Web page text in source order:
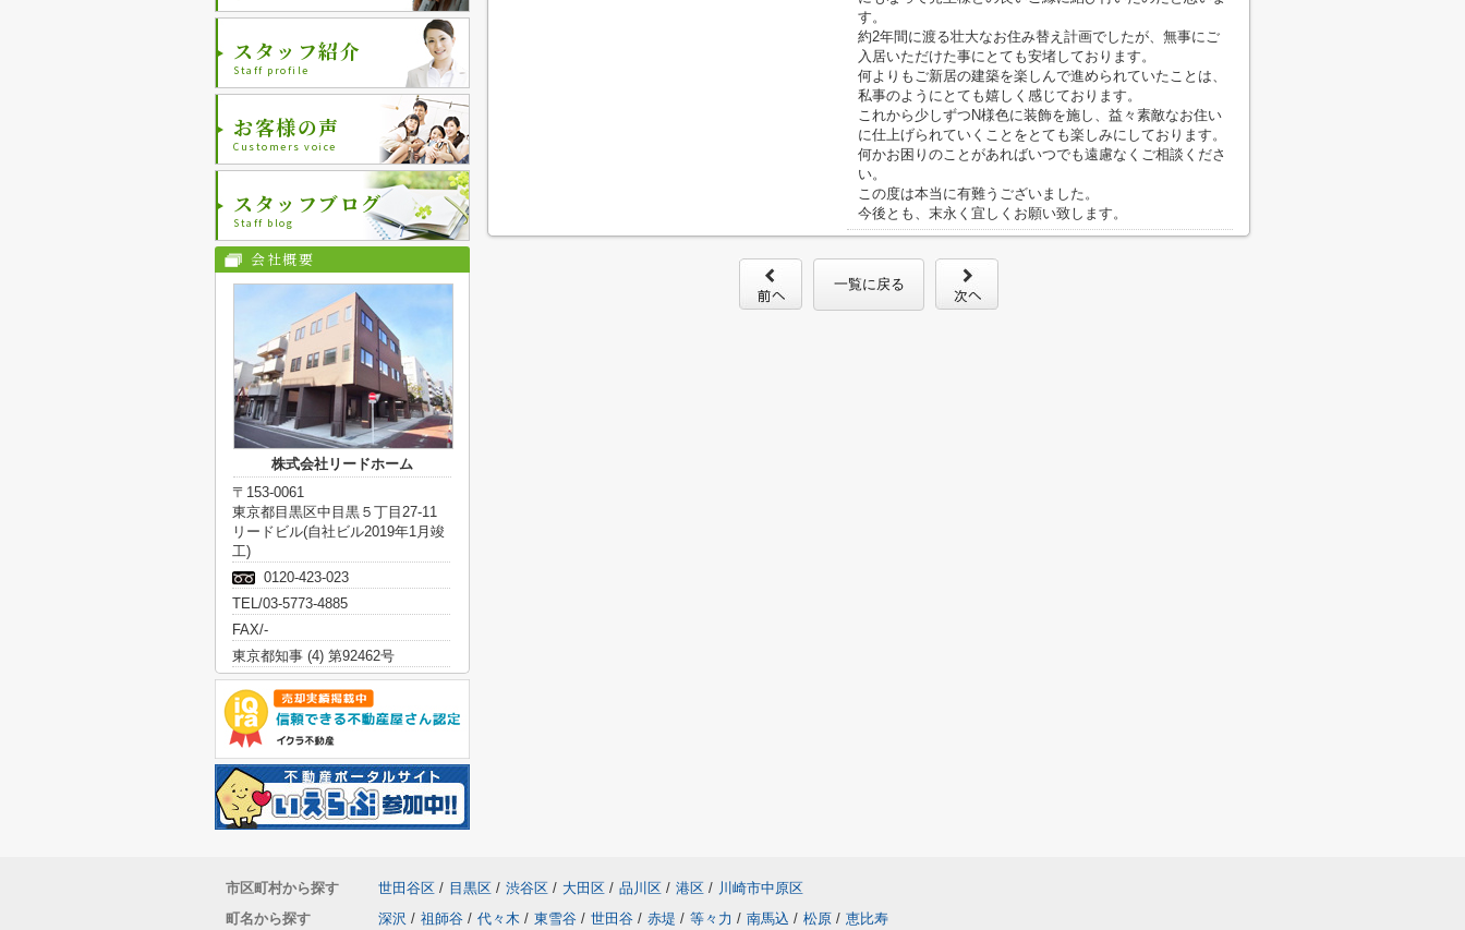
す。
約2年間に渡る壮大なお住み替え計画でしたが、無事にご
入居いただけた事にとても安堵しております。
何よりもご新居の建築を楽しんで進められていたことは、
私事のようにとても嬉しく感じております。
これから少しずつN様色に装飾を施し、益々素敵なお住い
に仕上げられていくことをとても楽しみにしております。
何かお困りのことがあればいつでも遠慮なくご相談くださ
い。
この度は本当に有難うございました。
今後とも、末永く宜しくお願い致します。
一覧に戻る
スタッフ紹介
Staff profile
お客様の声
Customers voice
スタッフブログ
Staff blog
会社概要
株式会社リードホーム
〒153-0061
東京都目黒区中目黒５丁目27-11
リードビル(自社ビル2019年1月竣
工)
0120-423-023
TEL/03-5773-4885
FAX/-
東京都知事 (4) 第92462号
市区町村から探す 世田谷区 / 目黒区 / 渋谷区 / 大田区 / 品川区 / 港区 / 川崎市中原区
町名から探す
深沢 / 祖師谷 / 代々木 / 東雪谷 / 世田谷 / 赤堤 / 等々力 / 南馬込 / 松原 / 恵比寿